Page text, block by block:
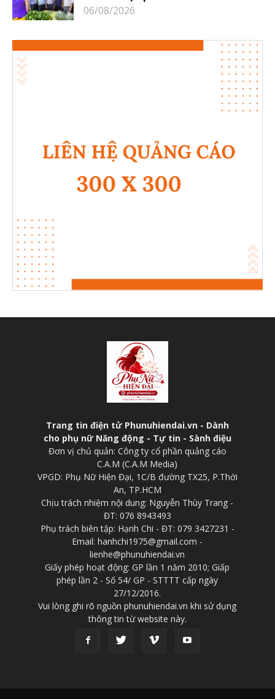
06/08/2026
Trang tin điện tử Phunuhiendai.vn - Dành
cho phụ nữ Năng động - Tự tin - Sành điệu
Đơn vị chủ quản: Công ty cổ phần quảng cáo
C.A.M (C.A.M Media)
VPGD: Phụ Nữ Hiện Đại, 1C/B đường TX25, P.Thới
An, TP.HCM
Chịu trách nhiệm nội dung: Nguyễn Thùy Trang -
ĐT: 076 8943493
Phụ trách biên tập: Hạnh Chi - ĐT: 079 3427231 -
Email: hanhchi1975@gmail.com -
lienhe@phunuhiendai.vn
Giấy phép hoạt động: GP lần 1 năm 2010; Giấp
phép lần 2 - Số 54/ GP - STTTT cấp ngày
27/12/2016.
Vui lòng ghi rõ nguồn phunuhiendai.vn khi sử dụng
thông tin từ website này.